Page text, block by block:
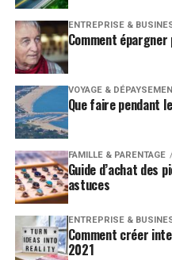
ENTREPRISE &
Comment
VOYAGE &
Que faire pendant
FAMILLE & PARENTAGE
Guide d’achat des
astuces
ENTREPRISE &
Comment créer
2021